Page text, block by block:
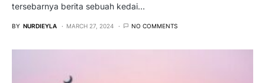
tersebarnya berita sebuah kedai…
BY NURDIEYLA MARCH 27, 2024 NO COMMENTS